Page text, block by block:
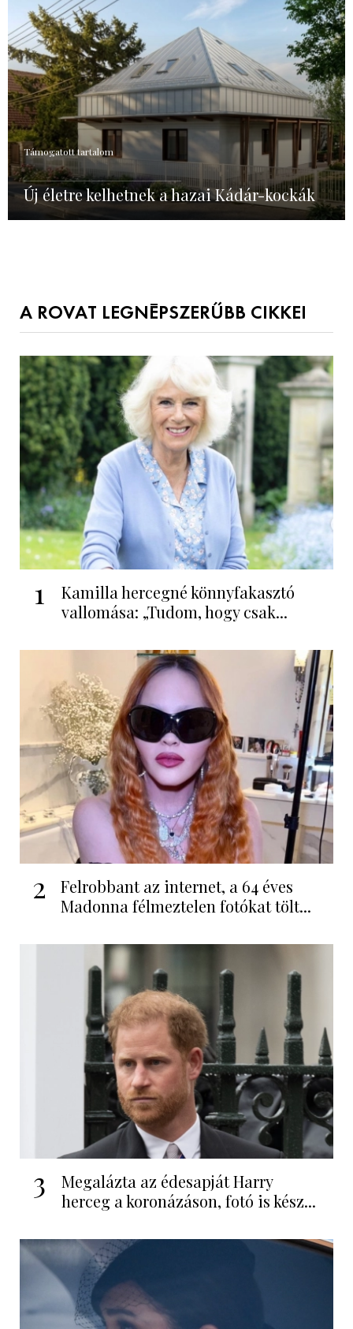
Támogatott tartalom
Új életre kelhetnek a hazai Kádár-kockák
A ROVAT LEGNÉPSZERŰBB CIKKEI
1
Kamilla hercegné könnyfakasztó
vallomása: „Tudom, hogy csak...
2
Felrobbant az internet, a 64 éves
Madonna félmeztelen fotókat tölt...
3
Megalázta az édesapját Harry
herceg a koronázáson, fotó is kész...